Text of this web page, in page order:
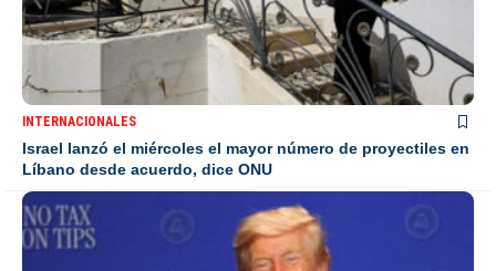
INTERNACIONALES
Israel lanzó el miércoles el mayor número de proyectiles en
Líbano desde acuerdo, dice ONU